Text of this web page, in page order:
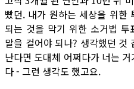
빴던. 내가 원하는 세상을 위한
되는 것을 막기 위한 소거법
말을 걸어야 되나? 생각했던 것
난다면 도대체 어쩌다가 너는
다 - 그런 생각도 했고요.